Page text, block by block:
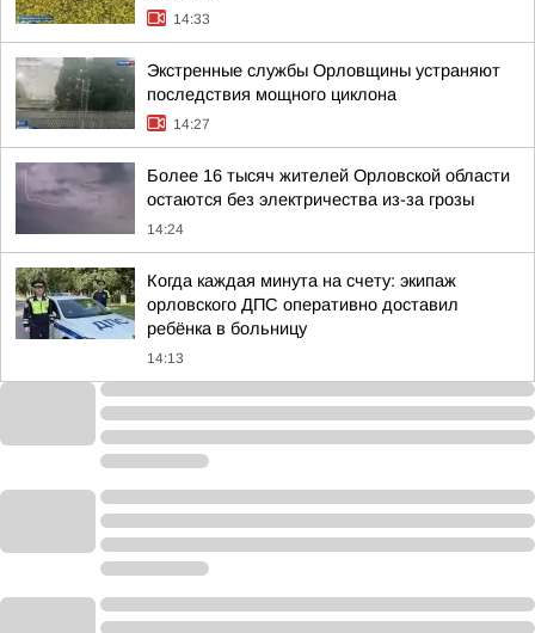
14:33
Экстренные службы Орловщины устраняют
последствия мощного циклона
14:27
Более 16 тысяч жителей Орловской области
остаются без электричества из-за грозы
14:24
Когда каждая минута на счету: экипаж
орловского ДПС оперативно доставил
ребёнка в больницу
14:13